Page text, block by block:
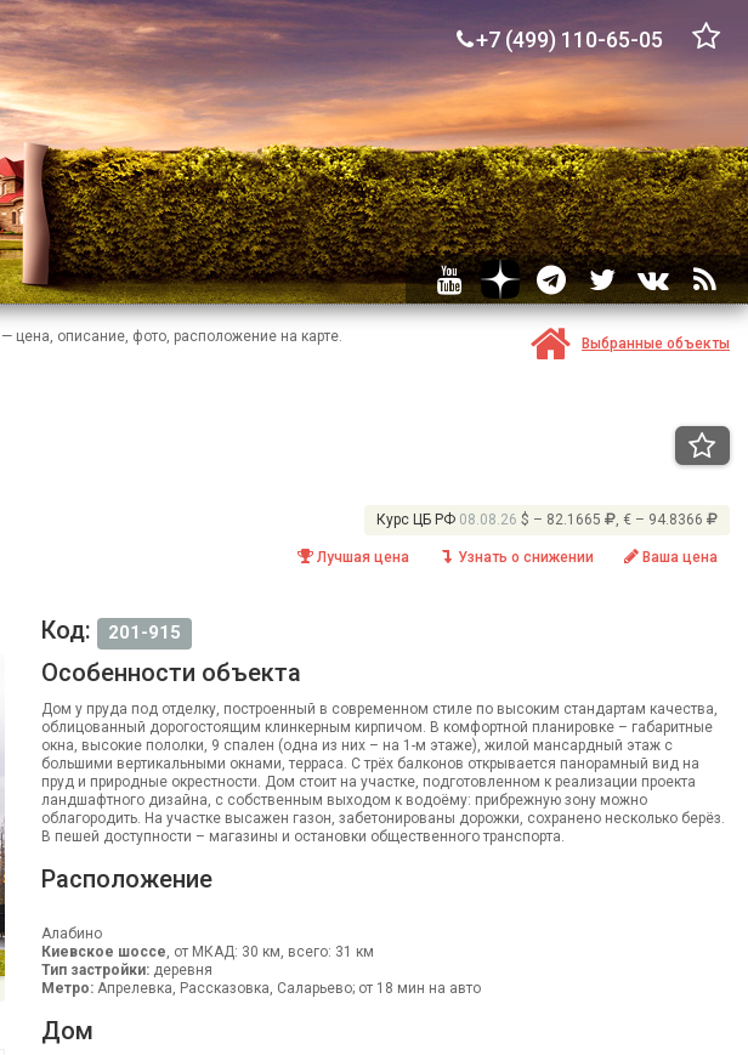
+7 (499) 110-65-05
— цена, описание, фото, расположение на карте. Выбранные объекты
Курс ЦБ РФ 08.08.26 $ – 82.1665 , € – 94.8366
Лучшая цена Узнать о снижении Ваша цена
Код: 201-915
Особенности объекта
Дом у пруда под отделку, построенный в современном стиле по высоким стандартам качества,
облицованный дорогостоящим клинкерным кирпичом. В комфортной планировке – габаритные
окна, высокие пололки, 9 спален (одна из них – на 1-м этаже), жилой мансардный этаж с
большими вертикальными окнами, терраса. С трёх балконов открывается панорамный вид на
пруд и природные окрестности. Дом стоит на участке, подготовленном к реализации проекта
ландшафтного дизайна, с собственным выходом к водоёму: прибрежную зону можно
облагородить. На участке высажен газон, забетонированы дорожки, сохранено несколько берёз.
В пешей доступности – магазины и остановки общественного транспорта.
Расположение
Алабино
Киевское шоссе, от МКАД: 30 км, всего: 31 км
Тип застройки:деревня
Метро:Апрелевка, Рассказовка, Саларьево; от 18 мин на авто
Дом